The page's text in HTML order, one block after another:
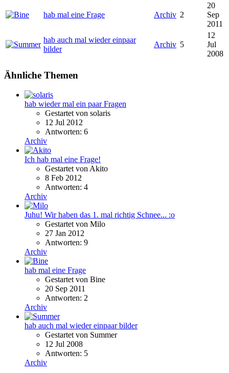
hab mal eine Frage Archiv 2
20
Sep
2011
hab auch mal wieder einpaar
bilder
Archiv 5
12
Jul
2008
Ähnliche Themen
hab wieder mal ein paar Fragen
Gestartet von solaris
12 Jul 2012
Antworten: 6
Archiv
Ich hab mal eine Frage!
Gestartet von Akito
8 Feb 2012
Antworten: 4
Archiv
Juhu! Wir haben das 1. mal richtig Schnee... :o
Gestartet von Milo
27 Jan 2012
Antworten: 9
Archiv
hab mal eine Frage
Gestartet von Bine
20 Sep 2011
Antworten: 2
Archiv
hab auch mal wieder einpaar bilder
Gestartet von Summer
12 Jul 2008
Antworten: 5
Archiv